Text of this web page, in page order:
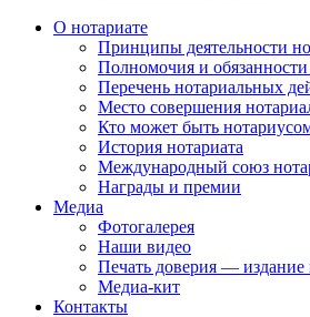
О нотариате
Принципы деятельности
Полномочия и обязанности
Перечень нотариальных
Место совершения
Кто может быть
История нотариата
Международный союз
Награды и премии
Медиа
Фотогалерея
Наши видео
Печать доверия — издание
Медиа-кит
Контакты